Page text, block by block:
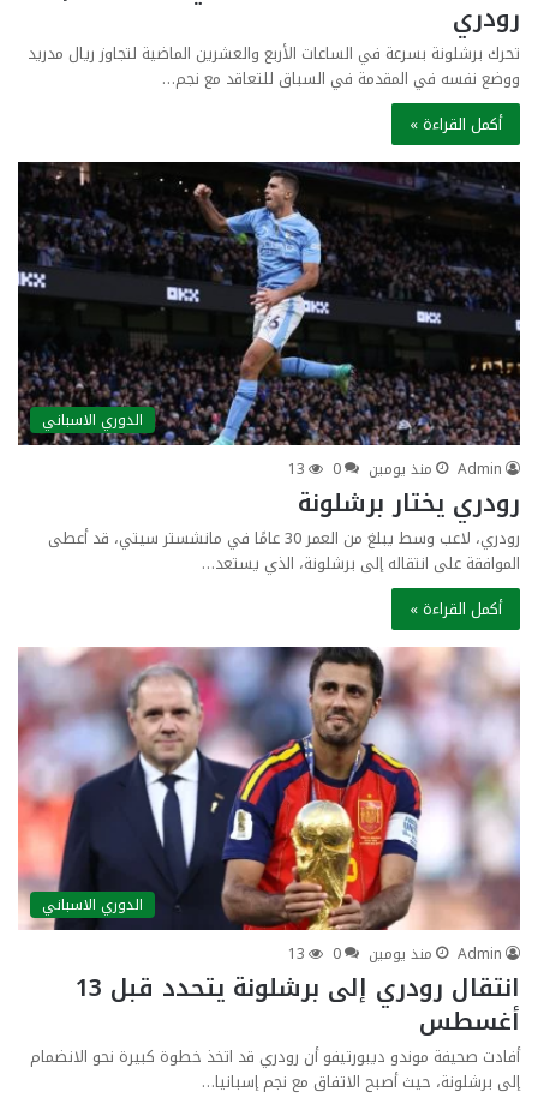
رودري
تحرك برشلونة بسرعة في الساعات الأربع والعشرين الماضية لتجاوز ريال مدريد
ووضع نفسه في المقدمة في السباق للتعاقد مع نجم…
أكمل القراءة »
الدوري الاسباني
Admin
منذ يومين 0
13
رودري يختار برشلونة
رودري، لاعب وسط يبلغ من العمر 30 عامًا في مانشستر سيتي، قد أعطى
الموافقة على انتقاله إلى برشلونة، الذي يستعد…
أكمل القراءة »
الدوري الاسباني
Admin
منذ يومين 0
13
انتقال رودري إلى برشلونة يتحدد قبل 13
أغسطس
أفادت صحيفة موندو ديبورتيفو أن رودري قد اتخذ خطوة كبيرة نحو الانضمام
إلى برشلونة، حيث أصبح الاتفاق مع نجم إسبانيا…